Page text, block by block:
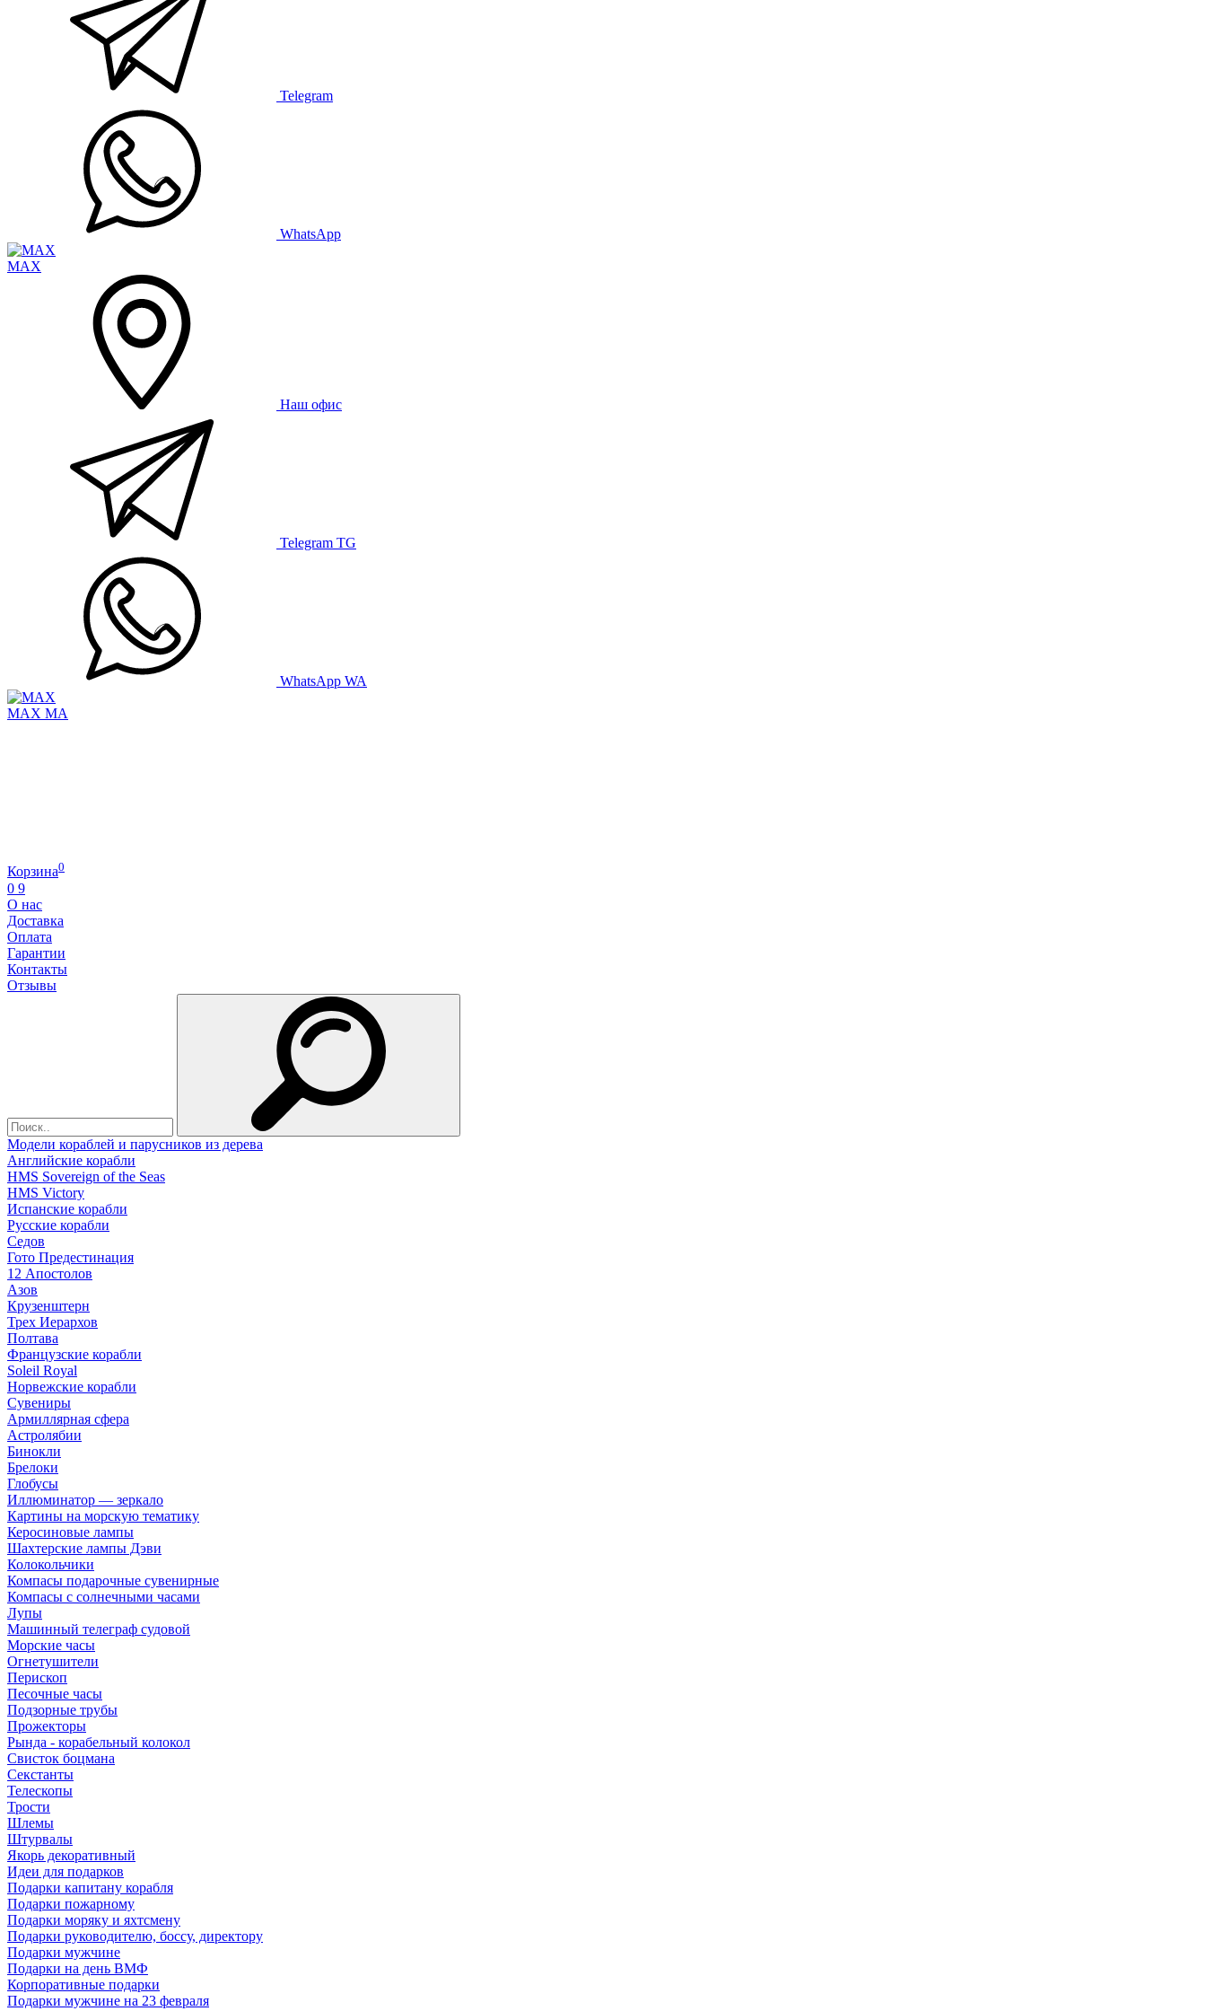
Telegram
WhatsApp
MAX
Наш офис
Telegram TG
WhatsApp WA
MAX MA
Корзина0
0 9
О нас
Доставка
Оплата
Гарантии
Контакты
Отзывы
Модели кораблей и парусников из дерева
Английские корабли
HMS Sovereign of the Seas
HMS Victory
Испанские корабли
Русские корабли
Седов
Гото Предестинация
12 Апостолов
Азов
Крузенштерн
Трех Иерархов
Полтава
Французские корабли
Soleil Royal
Норвежские корабли
Сувениры
Армиллярная сфера
Астролябии
Бинокли
Брелоки
Глобусы
Иллюминатор — зеркало
Картины на морскую тематику
Керосиновые лампы
Шахтерские лампы Дэви
Колокольчики
Компасы подарочные сувенирные
Компасы с солнечными часами
Лупы
Машинный телеграф судовой
Морские часы
Огнетушители
Перископ
Песочные часы
Подзорные трубы
Прожекторы
Рында - корабельный колокол
Свисток боцмана
Секстанты
Телескопы
Трости
Шлемы
Штурвалы
Якорь декоративный
Идеи для подарков
Подарки капитану корабля
Подарки пожарному
Подарки моряку и яхтсмену
Подарки руководителю, боссу, директору
Подарки мужчине
Подарки на день ВМФ
Корпоративные подарки
Подарки мужчине на 23 февраля